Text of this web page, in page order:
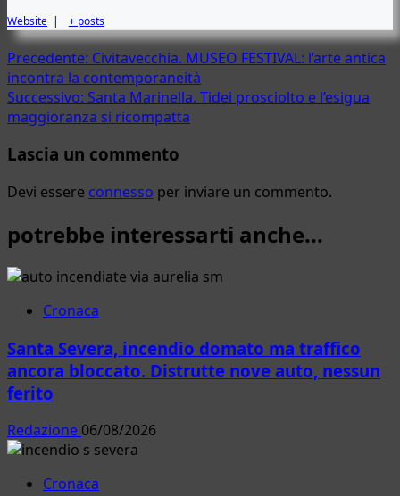
Website | + posts
Navigazione
articolo
Precedente: Civitavecchia. MUSEO FESTIVAL: l’arte antica
incontra la contemporaneità
Successivo: Santa Marinella. Tidei prosciolto e l’esigua
maggioranza si ricompatta
Lascia un commento
Devi essere connesso per inviare un commento.
potrebbe interessarti anche...
Cronaca
Santa Severa, incendio domato ma traffico
ancora bloccato. Distrutte nove auto, nessun
ferito
Redazione 06/08/2026
Cronaca